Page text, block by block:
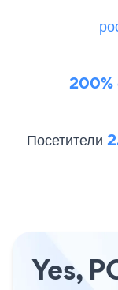
Посетители
Yes,